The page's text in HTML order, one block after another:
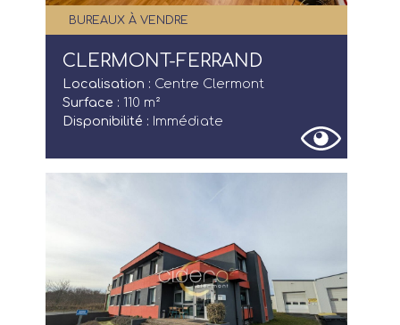
BUREAUX À VENDRE
CLERMONT-FERRAND
Localisation : Centre Clermont
Surface : 110 m²
Disponibilité : Immédiate